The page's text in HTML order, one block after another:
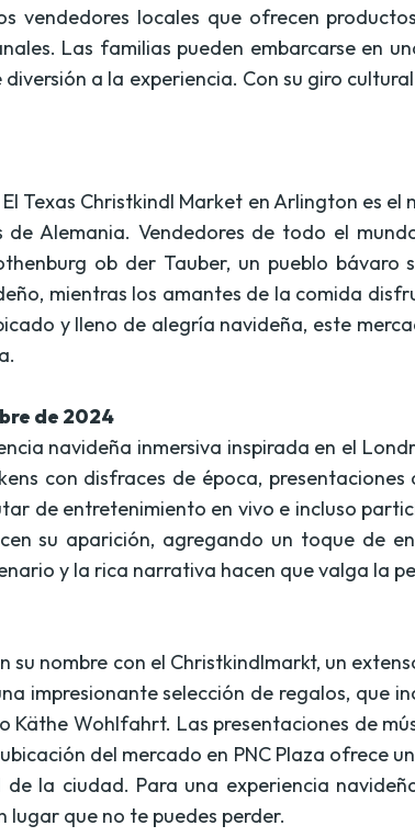
vendedores locales que ofrecen
Las familias pueden embarcarse en
a la experiencia. Con su giro
Texas Christkindl Market en Arlington es
Alemania. Vendedores de todo el
ob der Tauber, un pueblo bávaro
mientras los amantes de la comida
y lleno de alegría navideña, este
de 2024
navideña inmersiva inspirada en el
con disfraces de época, presentaciones
de entretenimiento en vivo e incluso
su aparición, agregando un toque de
y la rica narrativa hacen que valga la
nombre con el Christkindlmarkt, un
impresionante selección de regalos, que
Wohlfahrt. Las presentaciones de
del mercado en PNC Plaza ofrece
la ciudad. Para una experiencia
lugar que no te puedes perder.